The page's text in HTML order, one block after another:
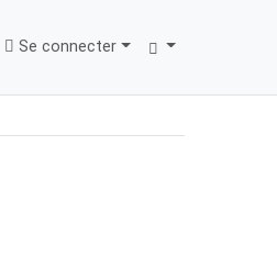
Se connecter
Trouver